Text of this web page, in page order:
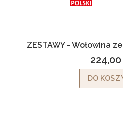
ZESTAWY - Wołowina
Cena
224,00
DO